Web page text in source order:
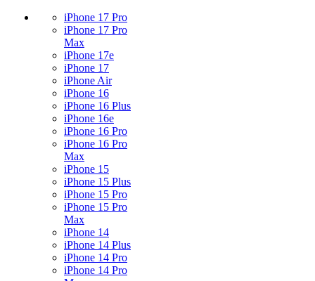
iPhone 17 Pro
iPhone 17 Pro
Max
iPhone 17e
iPhone 17
iPhone Air
iPhone 16
iPhone 16 Plus
iPhone 16e
iPhone 16 Pro
iPhone 16 Pro
Max
iPhone 15
iPhone 15 Plus
iPhone 15 Pro
iPhone 15 Pro
Max
iPhone 14
iPhone 14 Plus
iPhone 14 Pro
iPhone 14 Pro